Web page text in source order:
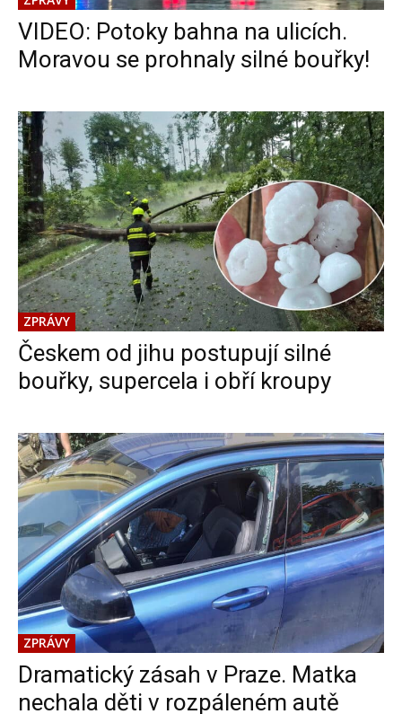
VIDEO: Potoky bahna na ulicích.
Moravou se prohnaly silné bouřky!
ZPRÁVY
Českem od jihu postupují silné
bouřky, supercela i obří kroupy
ZPRÁVY
Dramatický zásah v Praze. Matka
nechala děti v rozpáleném autě